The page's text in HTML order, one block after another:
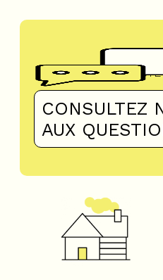
UN
CONSULTEZ
AUX